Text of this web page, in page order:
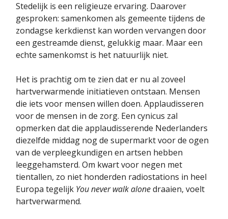
Stedelijk is een religieuze ervaring. Daarover
gesproken: samenkomen als gemeente tijdens de
zondagse kerkdienst kan worden vervangen door
een gestreamde dienst, gelukkig maar. Maar een
echte samenkomst is het natuurlijk niet.
Het is prachtig om te zien dat er nu al zoveel
hartverwarmende initiatieven ontstaan. Mensen
die iets voor mensen willen doen. Applaudisseren
voor de mensen in de zorg. Een cynicus zal
opmerken dat die applaudisserende Nederlanders
diezelfde middag nog de supermarkt voor de ogen
van de verpleegkundigen en artsen hebben
leeggehamsterd. Om kwart voor negen met
tientallen, zo niet honderden radiostations in heel
Europa tegelijk You never walk alonedraaien, voelt
hartverwarmend.